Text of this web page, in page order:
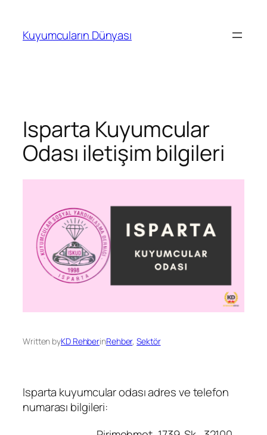
Kuyumcuların Dünyası
Isparta Kuyumcular
Odası iletişim bilgileri
Written byKD RehberinRehber, Sektör
Isparta kuyumcular odası adres ve telefon
numarası bilgileri: